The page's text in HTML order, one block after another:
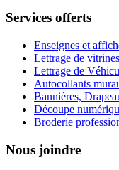
Services offerts
Enseignes et
Lettrage de vitrines
Lettrage de
Autocollants
Bannières,
Découpe
Broderie
Nous joindre